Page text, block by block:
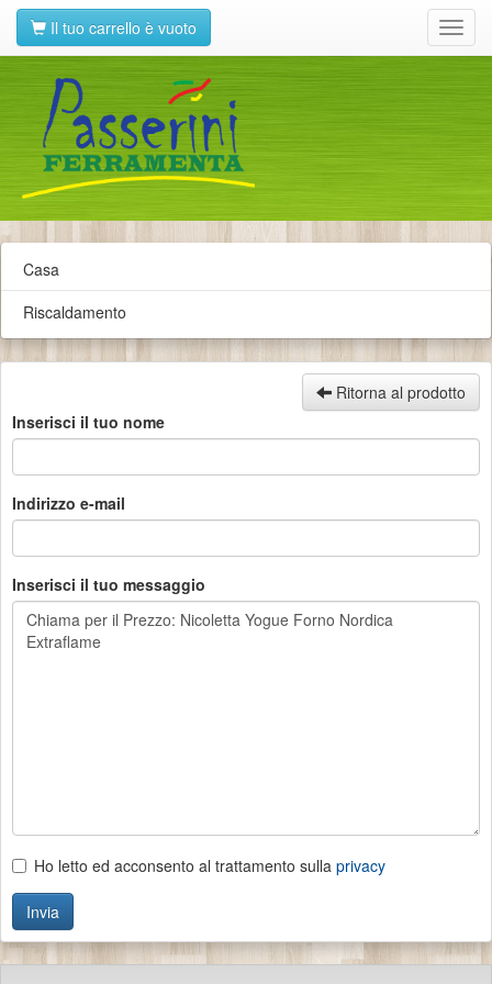
Il tuo carrello è vuoto
Casa
Riscaldamento
Ritorna al prodotto
Inserisci il tuo nome
Indirizzo e-mail
Inserisci il tuo messaggio
Ho letto ed acconsento al trattamento sulla privacy